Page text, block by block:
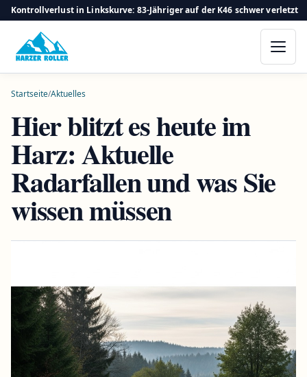
Kontrollverlust in Linkskurve: 83-Jähriger auf der K46 schwer verletzt
Startseite/Aktuelles
Hier blitzt es heute im
Harz: Aktuelle
Radarfallen und was Sie
wissen müssen